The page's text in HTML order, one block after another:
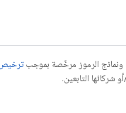
الرموز مرخّصة بموجبترخيص Apache 2.0‏